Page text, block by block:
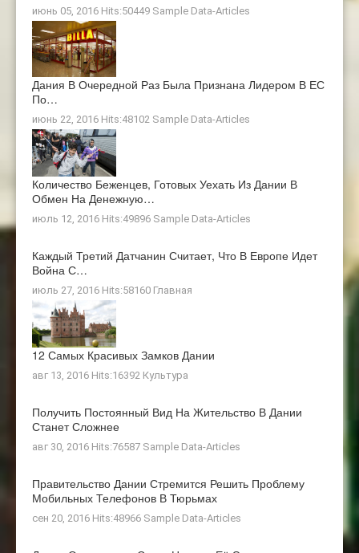
июнь 05, 2016 Hits:50449 Sample Data-Articles
Дания В Очередной Раз Была Признана Лидером В ЕС
По…
июнь 22, 2016 Hits:48102 Sample Data-Articles
Количество Беженцев, Готовых Уехать Из Дании В
Обмен На Денежную…
июль 12, 2016 Hits:49896 Sample Data-Articles
Каждый Третий Датчанин Считает, Что В Европе Идет
Война С…
июль 27, 2016 Hits:58160 Главная
12 Самых Красивых Замков Дании
авг 13, 2016 Hits:16392 Культура
Получить Постоянный Вид На Жительство В Дании
Станет Сложнее
авг 30, 2016 Hits:76587 Sample Data-Articles
Правительство Дании Стремится Решить Проблему
Мобильных Телефонов В Тюрьмах
сен 20, 2016 Hits:48966 Sample Data-Articles